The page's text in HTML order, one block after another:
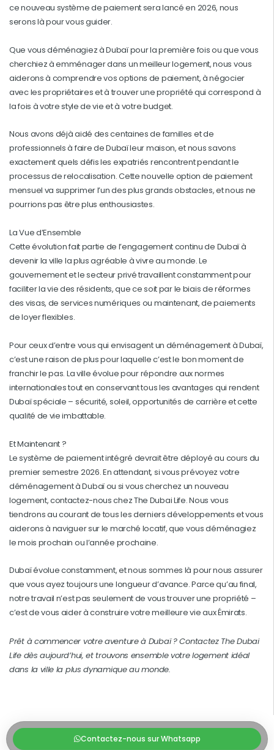
ce nouveau système de paiement sera lancé en 2026, nous
serons là pour vous guider.
Que vous déménagiez à Dubaï pour la première fois ou que vous
cherchiez à emménager dans un meilleur logement, nous vous
aiderons à comprendre vos options de paiement, à négocier
avec les propriétaires et à trouver une propriété qui correspond à
la fois à votre style de vie et à votre budget.
Nous avons déjà aidé des centaines de familles et de
professionnels à faire de Dubaï leur maison, et nous savons
exactement quels défis les expatriés rencontrent pendant le
processus de relocalisation. Cette nouvelle option de paiement
mensuel va supprimer l’un des plus grands obstacles, et nous ne
pourrions pas être plus enthousiastes.
La Vue d’Ensemble
Cette évolution fait partie de l’engagement continu de Dubaï à
devenir la ville la plus agréable à vivre au monde. Le
gouvernement et le secteur privé travaillent constamment pour
faciliter la vie des résidents, que ce soit par le biais de réformes
des visas, de services numériques ou maintenant, de paiements
de loyer flexibles.
Pour ceux d’entre vous qui envisagent un déménagement à Dubaï,
c’est une raison de plus pour laquelle c’est le bon moment de
franchir le pas. La ville évolue pour répondre aux normes
internationales tout en conservant tous les avantages qui rendent
Dubaï spéciale – sécurité, soleil, opportunités de carrière et cette
qualité de vie imbattable.
Et Maintenant ?
Le système de paiement intégré devrait être déployé au cours du
premier semestre 2026. En attendant, si vous prévoyez votre
déménagement à Dubaï ou si vous cherchez un nouveau
logement, contactez-nous chez The Dubai Life. Nous vous
tiendrons au courant de tous les derniers développements et vous
aiderons à naviguer sur le marché locatif, que vous déménagiez
le mois prochain ou l’année prochaine.
Dubaï évolue constamment, et nous sommes là pour nous assurer
que vous ayez toujours une longueur d’avance. Parce qu’au final,
notre travail n’est pas seulement de vous trouver une propriété –
c’est de vous aider à construire votre meilleure vie aux Émirats.
Prêt à commencer votre aventure à Dubaï ? Contactez The Dubai
Life dès aujourd’hui, et trouvons ensemble votre logement idéal
dans la ville la plus dynamique au monde.
Contactez-nous sur Whatsapp